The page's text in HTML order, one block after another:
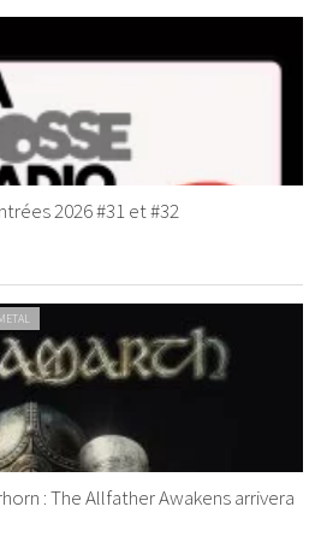
2026 #31 et #32
: The Allfather Awakens arrivera